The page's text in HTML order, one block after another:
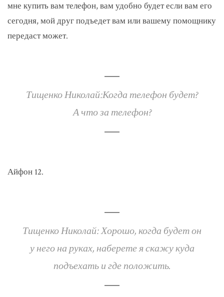
мне купить вам телефон, вам удобно будет если вам его
сегодня, мой друг подъедет вам или вашему помощнику
передаст может.
Тищенко Николай:Когда телефон будет?
А что за телефон?
Айфон 12.
Тищенко Николай: Хорошо, когда будет он
у него на руках, наберете я скажу куда
подъехать и где положить.